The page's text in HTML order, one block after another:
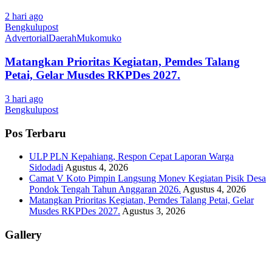
2 hari ago
Bengkulupost
AdvertorialDaerahMukomuko
Matangkan Prioritas Kegiatan, Pemdes Talang
Petai, Gelar Musdes RKPDes 2027.
3 hari ago
Bengkulupost
Pos Terbaru
ULP PLN Kepahiang, Respon Cepat Laporan Warga
Sidodadi Agustus 4, 2026
Camat V Koto Pimpin Langsung Monev Kegiatan Pisik Desa
Pondok Tengah Tahun Anggaran 2026. Agustus 4, 2026
Matangkan Prioritas Kegiatan, Pemdes Talang Petai, Gelar
Musdes RKPDes 2027. Agustus 3, 2026
Gallery